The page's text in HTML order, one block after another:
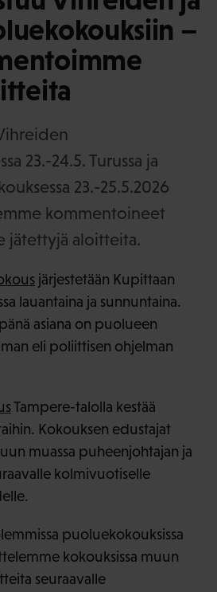
–
23.-24.5. Turussa ja
23.-25.5.2026
kommentoineet
jätettyjä aloitteita.
järjestetään Kupittaan
lauantaina ja sunnuntaina.
asiana on puolueen
eli poliittisen ohjelman
Tampere-talolla kestää
Kokouksen edustajat
muassa puheenjohtajan ja
kolmivuotiselle
puoluekokouksissa
kokouksissa muun
seuraavalle